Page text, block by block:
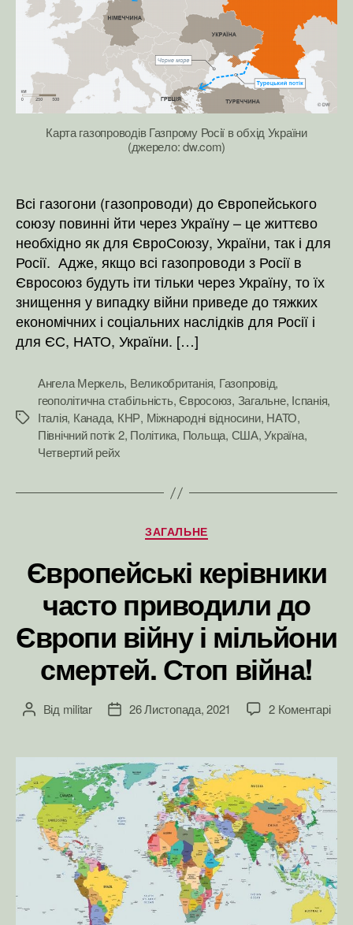
Карта газопроводів Газпрому Росії в обхід України
(джерело: dw.com)
Всі газогони (газопроводи) до Європейського
союзу повинні йти через Україну – це життєво
необхідно як для ЄвроСоюзу, України, так і для
Росії. Адже, якщо всі газопроводи з Росії в
Євросоюз будуть іти тільки через Україну, то їх
знищення у випадку війни приведе до тяжких
економічних і соціальних наслідків для Росії і
для ЄС, НАТО, України. […]
Позначки
Ангела Меркель, Великобританія, Газопровід,
геополітична стабільність,Євросоюз, Загальне, Іспанія,
Італія, Канада, КНР, Міжнародні відносини, НАТО,
Північний потік 2, Політика, Польща, США,Україна,
Четвертий рейх
Категорії
ЗАГАЛЬНЕ
Європейські керівники
часто приводили до
Європи війну і мільйони
смертей. Стоп війна!
Автор
Від militar
Дата26 Листопада, 2021 2 Коментарідо
до
і